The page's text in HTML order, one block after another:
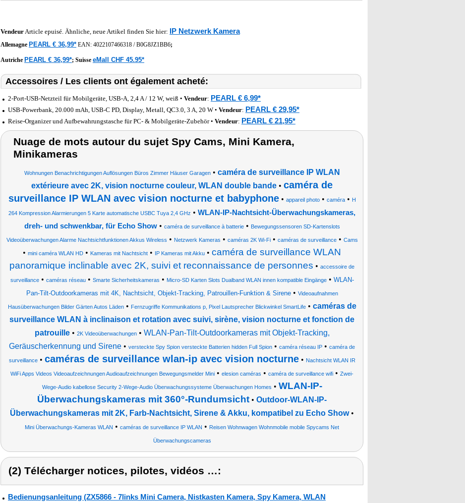
VendeurArticle epuisé. Ähnliche, neue Artikel finden Sie hier: IP Netzwerk Kamera
Allemagne PEARL € 36,99* EAN: 4022107466318 /B0G8JZ1BB6;
Autriche PEARL € 36,99*; Suisse eMall CHF 45.95*
Accessoires / Les clients ont également acheté:
2-Port-USB-Netzteil für Mobilgeräte, USB-A, 2,4 A / 12 W, weiß • Vendeur: PEARL € 6,99*
USB-Powerbank, 20.000 mAh, USB-C PD, Display, Metall, QC3.0, 3 A, 20 W • Vendeur: PEARL € 29,95*
Reise-Organizer und Aufbewahrungstasche für PC- & Mobilgeräte-Zubehör • Vendeur: PEARL € 21,95*
Nuage de mots autour du sujet Spy Cams, Mini Kamera,
Minikameras
Wohnungen Benachrichtigungen Auflösungen Büros Zimmer Häuser Garagen• caméra de surveillance IP WLAN
extérieure avec 2K, vision nocturne couleur, WLAN double bande • caméra de
surveillance IP WLAN avec vision nocturne et babyphone• appareil photo• caméra• H
264 Kompression Alarmierungen 5 Karte automatische USBC Tuya 2,4 GHz • WLAN-IP-Nachtsicht-Überwachungskameras,
dreh- und schwenkbar, für Echo Show• caméra de surveillance à batterie• Bewegungssensoren SD-Kartenslots
Videoüberwachungen Alarme Nachtsichtfunktionen Akkus Wireless • Netzwerk Kameras • caméras 2K Wi-Fi• caméras de surveillance• Cams
• mini caméra WLAN HD • Kameras mit Nachtsicht • IP Kameras mit Akku • caméra de surveillance WLAN
panoramique inclinable avec 2K, suivi et reconnaissance de personnes • accessoire de
surveillance• caméras réseau• Smarte Sicherheitskameras • Micro-SD Karten Slots Dualband WLAN innen kompatible Eingänge• WLAN-
Pan-Tilt-Outdoorkameras mit 4K, Nachtsicht, Objekt-Tracking, Patrouillen-Funktion & Sirene• Videoaufnahmen
Hausüberwachungen Bilder Gärten Autos Läden• Fernzugriffe Kommunikations p, Pixel Lautsprecher Blickwinkel SmartLife• caméras de
surveillance WLAN à inclinaison et rotation avec suivi, sirène, vision nocturne et fonction de
patrouille• 2K Videoüberwachungen• WLAN-Pan-Tilt-Outdoorkameras mit Objekt-Tracking,
Geräuscherkennung und Sirene • versteckte Spy Spion versteckte Batterien hidden Full Spion • caméra réseau IP • caméra de
surveillance• caméras de surveillance wlan-ip avec vision nocturne• Nachtsicht WLAN IR
WiFi Apps Videos Videoaufzeichnungen Audioaufzeichnungen Bewegungsmelder Mini • elesion caméras • caméra de surveillance wifi • Zwei-
Wege-Audio kabellose Security 2-Wege-Audio Überwachungssysteme Überwachungen Homes • WLAN-IP-
Überwachungskameras mit 360°-Rundumsicht • Outdoor-WLAN-IP-
Überwachungskameras mit 2K, Farb-Nachtsicht, Sirene & Akku, kompatibel zu Echo Show•
Mini Überwachungs-Kameras WLAN • caméras de surveillance IP WLAN • Reisen Wohnwagen Wohnmobile mobile Spycams Net
Überwachungscameras
(2) Télécharger notices, pilotes, vidéos …:
Bedienungsanleitung (ZX5866 - 7links Mini Camera, Nistkasten Kamera, Spy Kamera, WLAN